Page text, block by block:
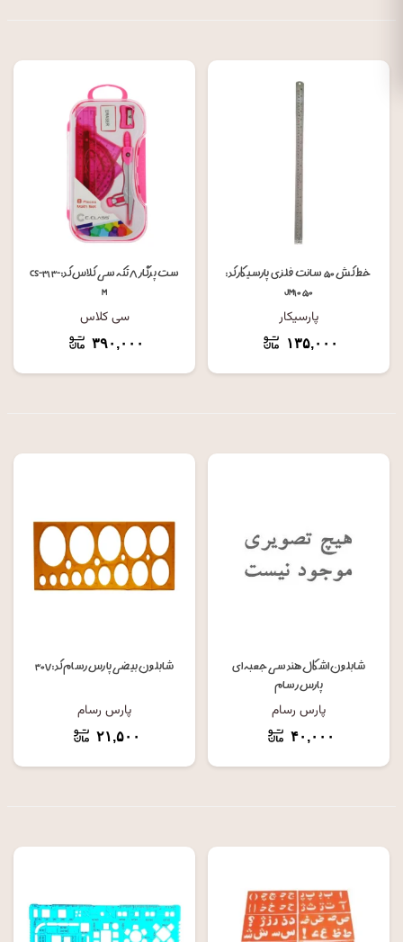
خط کش ۵۰ سانت فلزی پارسیکار کد:
JM۱۰۵۰
پارسیکار
۱۳۵,۰۰۰
ست پرگار ۸ تکه سی کلاس کد: CS-۳۱۳-
M
سی کلاس
۳۹۰,۰۰۰
شابلون اشکال هندسی جعبه ای
پارس رسام
پارس رسام
۴۰,۰۰۰
شابلون بیضی پارس رسام کد: ۳۰۷
پارس رسام
۲۱,۵۰۰